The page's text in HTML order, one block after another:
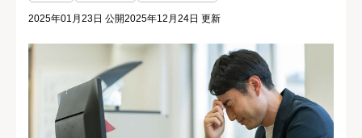
2025年01月23日 公開2025年12月24日 更新